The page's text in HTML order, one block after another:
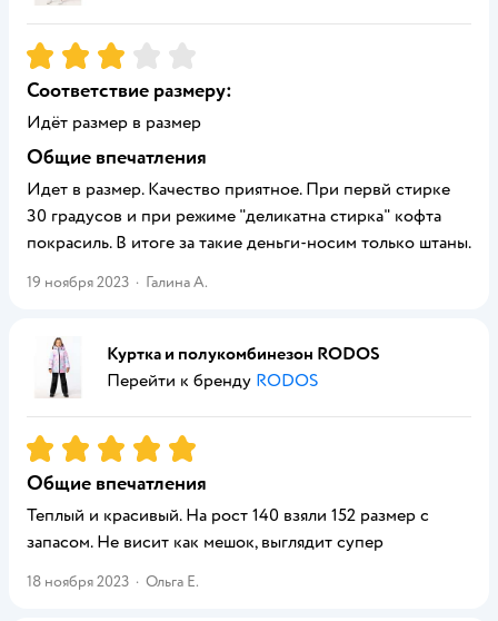
Рейтинг:3
Соответствие размеру:
Идёт размер в размер
Общие впечатления
Идет в размер. Качество приятное. При первй стирке
30 градусов и при режиме "деликатна стирка" кофта
покрасиль. В итоге за такие деньги-носим только штаны.
19 ноября 2023 · Галина А.
Куртка и полукомбинезон RODOS
Перейти к бренду RODOS
Рейтинг:5
Общие впечатления
Теплый и красивый. На рост 140 взяли 152 размер с
запасом. Не висит как мешок, выглядит супер
18 ноября 2023 · Ольга Е.